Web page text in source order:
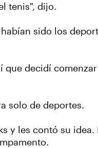
tenis", dijo.
sido los
decidí
solo de deportes.
y les contó su